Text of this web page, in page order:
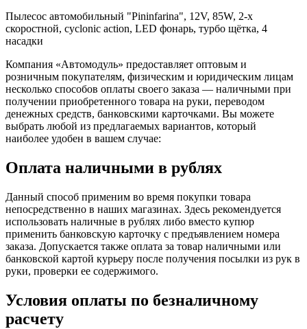
Пылесос автомобильный "Pininfarina", 12V, 85W, 2-х
скоростной, cyclonic action, LED фонарь, турбо щётка, 4
насадки
Компания «Автомодуль» предоставляет оптовым и
розничным покупателям, физическим и юридическим лицам
несколько способов оплаты своего заказа — наличными при
получении приобретенного товара на руки, переводом
денежных средств, банковскими карточками. Вы можете
выбрать любой из предлагаемых вариантов, который
наиболее удобен в вашем случае:
Оплата наличными в рублях
Данный способ применим во время покупки товара
непосредственно в наших магазинах. Здесь рекомендуется
использовать наличные в рублях либо вместо купюр
применить банковскую карточку с предъявлением номера
заказа. Допускается также оплата за товар наличными или
банковской картой курьеру после получения посылки из рук в
руки, проверки ее содержимого.
Условия оплаты по безналичному
расчету